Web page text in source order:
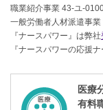
職業紹介事業 43-ユ-
一般労働者人材派遣事
『ナースパワー』は弊社
『ナースパワーの応援
医療
有料